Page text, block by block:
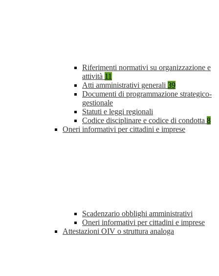
Riferimenti normativi su organizzazione e
attività 11
Atti amministrativi generali 39
Documenti di programmazione strategico-
gestionale
Statuti e leggi regionali
Codice disciplinare e codice di condotta 8
Oneri informativi per cittadini e imprese
Scadenzario obblighi amministrativi
Oneri informativi per cittadini e imprese
Attestazioni OIV o struttura analoga